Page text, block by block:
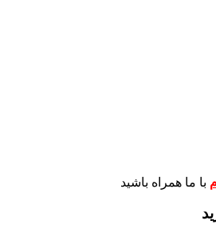
با ما همراه باشید